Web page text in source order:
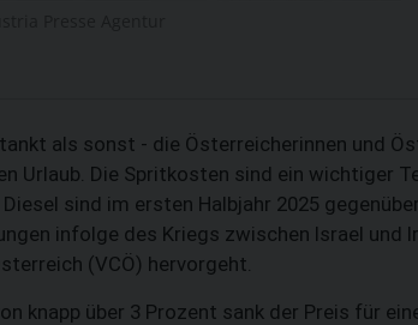
als sonst - die Österreicherinnen und
Urlaub. Die Spritkosten sind ein wichtiger
sind im ersten Halbjahr 2025
infolge des Kriegs zwischen Israel und
(VCÖ) hervorgeht.
knapp über 3 Prozent sank der Preis für